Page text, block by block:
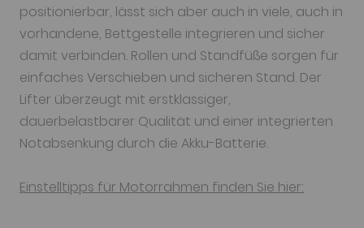
positionierbar, lässt sich aber auch in viele, auch in
vorhandene, Bettgestelle integrieren und sicher
damit verbinden. Rollen und Standfüße sorgen für
einfaches Verschieben und sicheren Stand. Der
Lifter überzeugt mit erstklassiger,
dauerbelastbarer Qualität und einer integrierten
Notabsenkung durch die Akku-Batterie.
Einstelltipps für Motorrahmen finden Sie hier: